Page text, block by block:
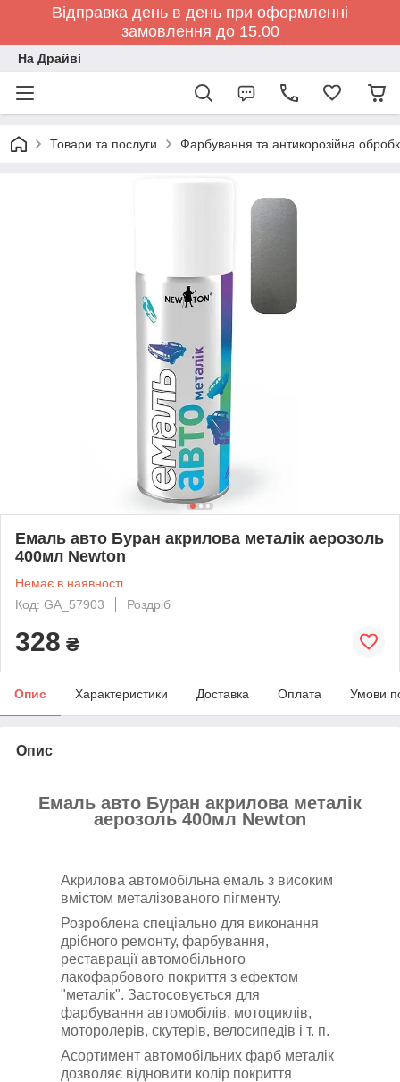
Відправка день в день при оформленні
замовлення до 15.00
На Драйві
Товари та послуги Фарбування та антикорозійна
Емаль авто Буран акрилова металік аерозоль
400мл Newton
Немає в наявності
Код: GA_57903
Роздріб
328 ₴
Опис Характеристики Доставка Оплата Умови
Опис
Емаль авто Буран акриловаметалік
аерозоль 400мл Newton
Акрилова автомобільна емаль з високим
вмістом металізованого пігменту.
Розроблена спеціально для виконання
дрібного ремонту, фарбування,
реставрації автомобільного
лакофарбового покриття з ефектом
"металік". Застосовується для
фарбування автомобілів, мотоциклів,
моторолерів, скутерів, велосипедів і т. п.
Асортимент автомобільних фарб металік
дозволяє відновити колір покриття